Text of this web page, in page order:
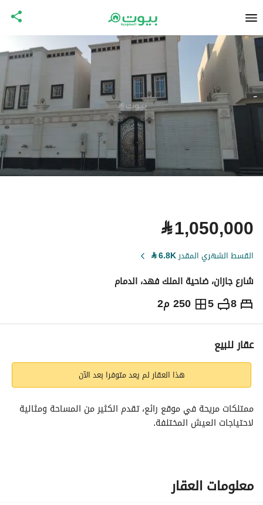
⃁1,050,000
القسط الشهري المقدر6.8K
⃁
شارع جازان، ضاحية الملك فهد، الدمام
8
5 250 م2 ⃁
1,050,000
التفاصيل
عقار للبيع
هذا العقار لم يعد متوفرا بعد الآن
لاحتياجات العيش المختلفة.
معلومات العقار